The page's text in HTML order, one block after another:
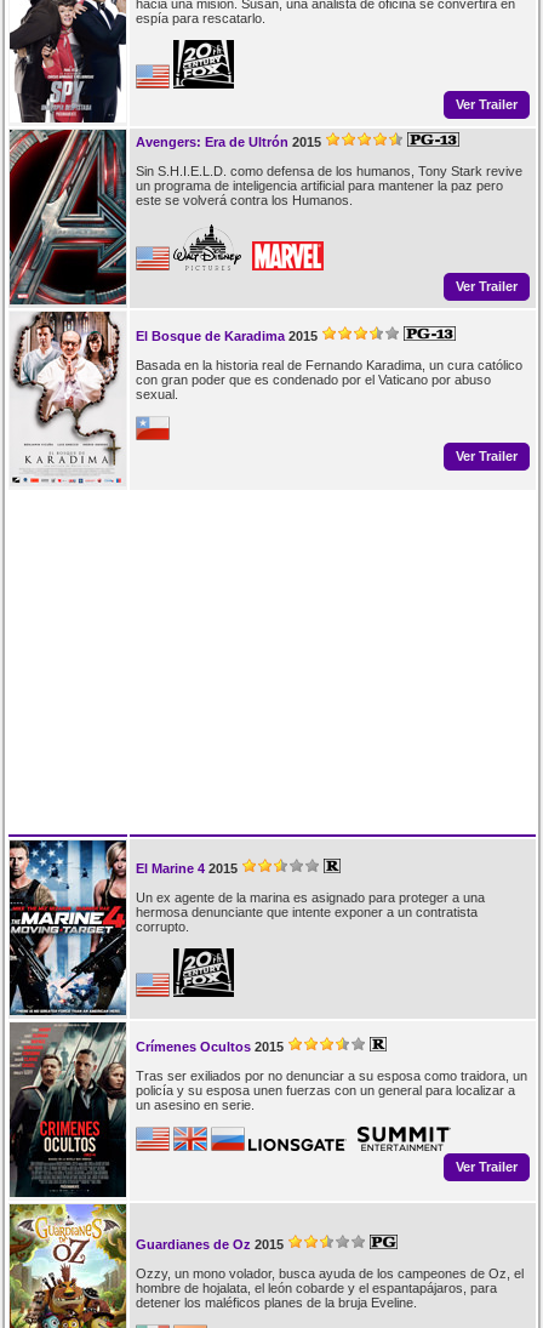
hacia una misión. Susan, una analista de oficina se convertirá en
espía para rescatarlo.
Ver Trailer
Avengers: Era de Ultrón 2015
Sin S.H.I.E.L.D. como defensa de los humanos, Tony Stark revive
un programa de inteligencia artificial para mantener la paz pero
este se volverá contra los Humanos.
Ver Trailer
El Bosque de Karadima 2015
Basada en la historia real de Fernando Karadima, un cura católico
con gran poder que es condenado por el Vaticano por abuso
sexual.
Ver Trailer
El Marine 4 2015
Un ex agente de la marina es asignado para proteger a una
hermosa denunciante que intente exponer a un contratista
corrupto.
Crímenes Ocultos 2015
Tras ser exiliados por no denunciar a su esposa como traidora, un
policía y su esposa unen fuerzas con un general para localizar a
un asesino en serie.
Ver Trailer
Guardianes de Oz 2015
Ozzy, un mono volador, busca ayuda de los campeones de Oz, el
hombre de hojalata, el león cobarde y el espantapájaros, para
detener los maléficos planes de la bruja Eveline.